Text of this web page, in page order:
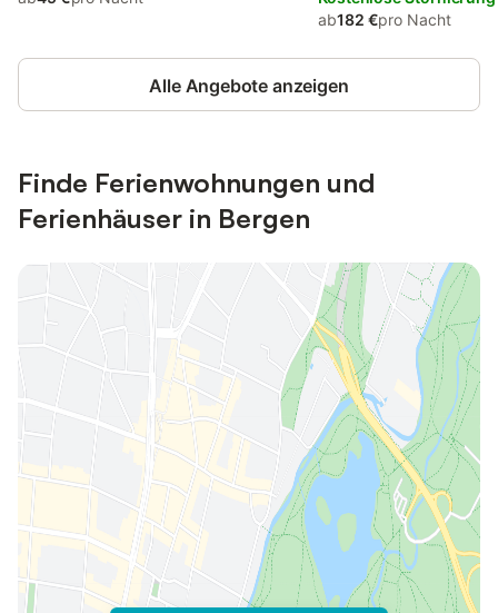
ab182 €pro Nacht
Alle Angebote anzeigen
Finde Ferienwohnungen und
Ferienhäuser in Bergen